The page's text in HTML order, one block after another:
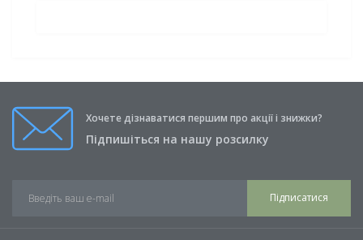
Хочете дізнаватися першим про акції і знижки?
Підпишіться на нашу розсилку
Підписатися